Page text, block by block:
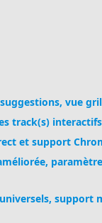
vue
track(s) interactifs
et support
support